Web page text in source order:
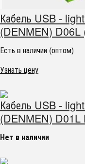
Кабель USB -
(DENMEN) D06L
Есть в наличии (оптом)
Узнать цену
Кабель USB -
(DENMEN) D01L
Нет в наличии